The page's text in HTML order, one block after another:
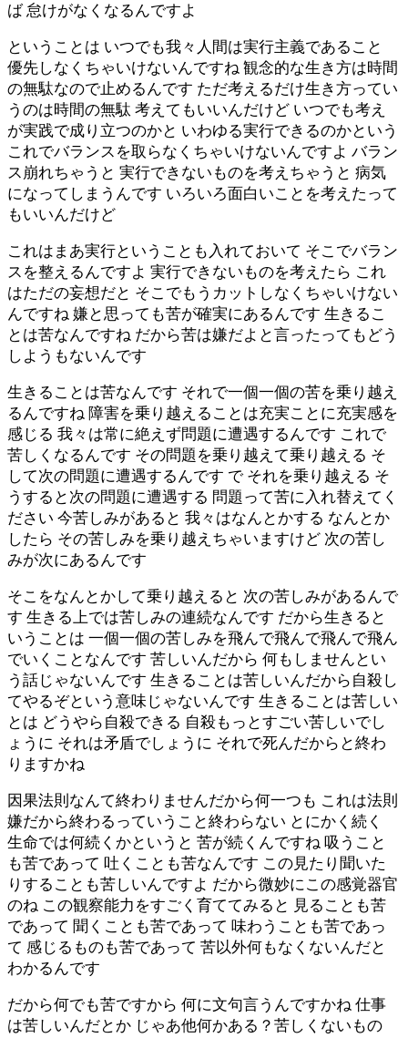
ば 怠けがなくなるんですよ
ということは いつでも我々人間は実行主義であること
優先しなくちゃいけないんですね 観念的な生き方は時間
の無駄なので止めるんです ただ考えるだけ生き方ってい
うのは時間の無駄 考えてもいいんだけど いつでも考え
が実践で成り立つのかと いわゆる実行できるのかという
これでバランスを取らなくちゃいけないんですよ バラン
ス崩れちゃうと 実行できないものを考えちゃうと 病気
になってしまうんです いろいろ面白いことを考えたって
もいいんだけど
これはまあ実行ということも入れておいて そこでバラン
スを整えるんですよ 実行できないものを考えたら これ
はただの妄想だと そこでもうカットしなくちゃいけない
んですね 嫌と思っても苦が確実にあるんです 生きるこ
とは苦なんですね だから苦は嫌だよと言ったってもどう
しようもないんです
生きることは苦なんです それで一個一個の苦を乗り越え
るんですね 障害を乗り越えることは充実ことに充実感を
感じる 我々は常に絶えず問題に遭遇するんです これで
苦しくなるんです その問題を乗り越えて乗り越える そ
して次の問題に遭遇するんです で それを乗り越える そ
うすると次の問題に遭遇する 問題って苦に入れ替えてく
ださい 今苦しみがあると 我々はなんとかする なんとか
したら その苦しみを乗り越えちゃいますけど 次の苦し
みが次にあるんです
そこをなんとかして乗り越えると 次の苦しみがあるんで
す 生きる上では苦しみの連続なんです だから生きると
いうことは 一個一個の苦しみを飛んで飛んで飛んで飛ん
でいくことなんです 苦しいんだから 何もしませんとい
う話じゃないんです 生きることは苦しいんだから自殺し
てやるぞという意味じゃないんです 生きることは苦しい
とは どうやら自殺できる 自殺もっとすごい苦しいでし
ょうに それは矛盾でしょうに それで死んだからと終わ
りますかね
因果法則なんて終わりませんだから何一つも これは法則
嫌だから終わるっていうこと終わらない とにかく続く
生命では何続くかというと 苦が続くんですね 吸うこと
も苦であって 吐くことも苦なんです この見たり聞いた
りすることも苦しいんですよ だから微妙にこの感覚器官
のね この観察能力をすごく育ててみると 見ることも苦
であって 聞くことも苦であって 味わうことも苦であっ
て 感じるものも苦であって 苦以外何もなくないんだと
わかるんです
だから何でも苦ですから 何に文句言うんですかね 仕事
は苦しいんだとか じゃあ他何かある？苦しくないもの